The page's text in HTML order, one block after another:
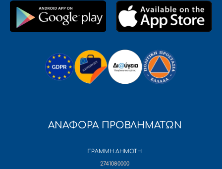
ΑΝΑΦΟΡΑ ΠΡΟΒΛΗΜΑΤΩΝ
ΓΡΑΜΜΗ ΔΗΜΟΤΗ
2741080000